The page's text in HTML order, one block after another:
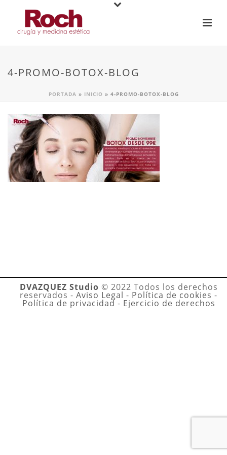
4-PROMO-BOTOX-BLOG
PORTADA » INICIO » 4-PROMO-BOTOX-BLOG
DVAZQUEZ Studio © 2022 Todos los derechos
reservados - Aviso Legal - Política de cookies -
Política de privacidad- Ejercicio de derechos